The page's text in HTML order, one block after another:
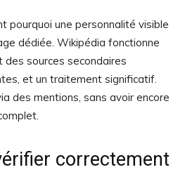
pourquoi une personnalité visible
dédiée. Wikipédia fonctionne
sources secondaires
et un traitement significatif.
des mentions, sans avoir encore
correctement